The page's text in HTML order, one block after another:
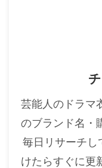
芸能人のドラマ
のブランド名・
毎日リサーチし
けたらすぐに更